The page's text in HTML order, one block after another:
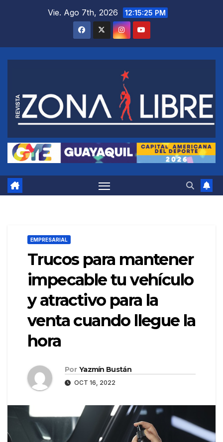
Vie. Ago 7th, 2026 12:15:25 PM
EMPRESARIAL
Trucos para mantener
impecable tu vehículo
y atractivo para la
venta cuando llegue la
hora
Por Yazmín Bustán
OCT 16, 2022